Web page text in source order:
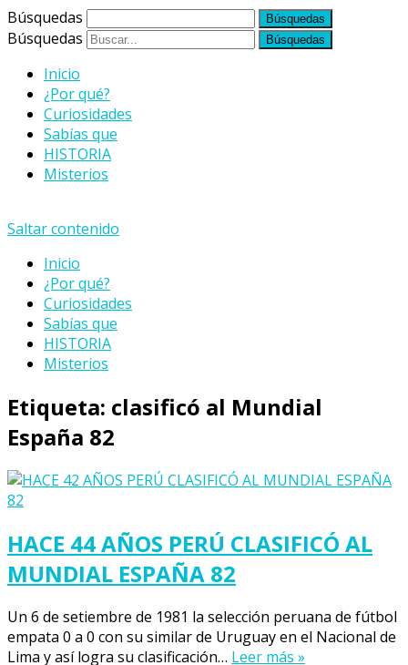
Búsquedas
Búsquedas
Inicio
¿Por qué?
Curiosidades
Sabías que
HISTORIA
Misterios
Saltar contenido
Inicio
¿Por qué?
Curiosidades
Sabías que
HISTORIA
Misterios
Etiqueta: clasificó al Mundial
España 82
HACE 44 AÑOS PERÚ CLASIFICÓ AL
MUNDIAL ESPAÑA 82
Un 6 de setiembre de 1981 la selección peruana de fútbol
empata 0 a 0 con su similar de Uruguay en el Nacional de
Lima y así logra su clasificación… Leer más »